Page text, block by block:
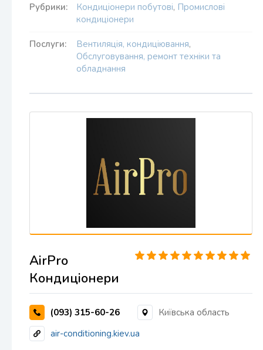
Рубрики: Кондиціонери побутові, Промислові
кондиціонери
Послуги: Вентиляція, кондиціювання,
Обслуговування, ремонт техніки та
обладнання
AirPro
Кондиціонери
(093) 315-60-26
Київська область
air-conditioning.kiev.ua